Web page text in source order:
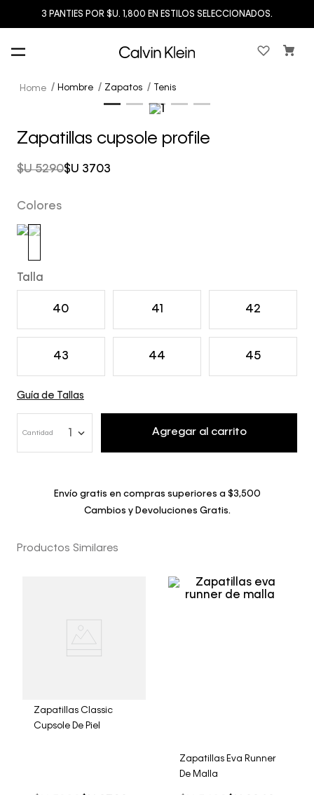
3 PANTIES POR $U. 1,800 EN ESTILOS SELECCIONADOS.
Hombre Zapatos Tenis
Zapatillas cupsole profile
$U 3703
$U 5290
Colores
Talla
40 41 42
43 44 45
Guía de Tallas
Cantidad Agregar al carrito
Envío gratis en compras superiores a $3,500
Cambios y Devoluciones Gratis.
Productos Similares
Zapatillas Classic
Cupsole De Piel
Zapatillas Eva Runner
De Malla